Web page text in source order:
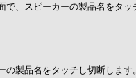
、スピーカーの製品名をタッ
製品名をタッチし切断します。